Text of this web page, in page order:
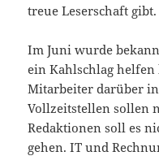
treue Leserschaft gibt.
Im Juni wurde
ein Kahlschlag
Mitarbeiter darüber
Vollzeitstellen sollen
Redaktionen soll es
gehen. IT und